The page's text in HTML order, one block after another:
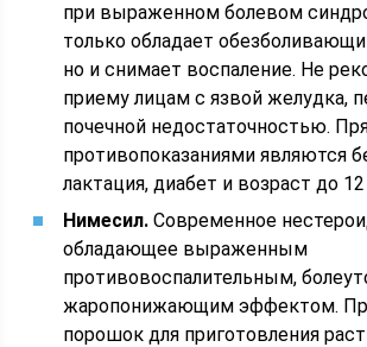
при выраженном болевом
только обладает
но и снимает воспаление. Не
приему лицам с язвой желудка,
почечной недостаточностью.
противопоказаниями являются
лактация, диабет и возраст до 12
Нимесил. Современное
обладающее выраженным
противовоспалительным,
жаропонижающим эффектом.
порошок для приготовления